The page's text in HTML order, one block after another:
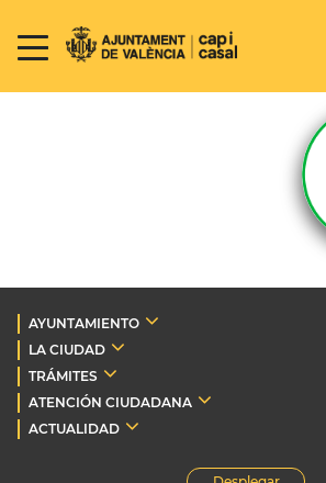
AYUNTAMIENTO
LA CIUDAD
TRÁMITES
ATENCIÓN CIUDADANA
ACTUALIDAD